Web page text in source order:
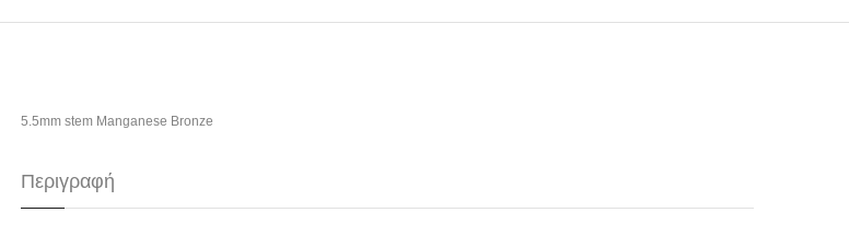
5.5mm stem Manganese Bronze
Περιγραφή